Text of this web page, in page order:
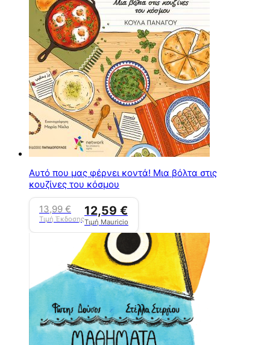
Αυτό που μας φέρνει κοντά! Μια βόλτα στις
κουζίνες του κόσμου
13,99 €
Τιμή Έκδοσης
12,59 €
Τιμή Mauricio